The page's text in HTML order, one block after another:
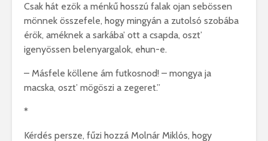
Csak hát ezök a ménkű hosszú falak ojan sebössen
mönnek összefele, hogy mingyán a zutolsó szobába
érök, améknek a sarkába’ ott a csapda, oszt’
igenyössen belenyargalok, ehun-e.
– Másfele köllene ám futkosnod! – mongya ja
macska, oszt’ mögöszi a zegeret.”
*
Kérdés persze, fűzi hozzá Molnár Miklós, hogy